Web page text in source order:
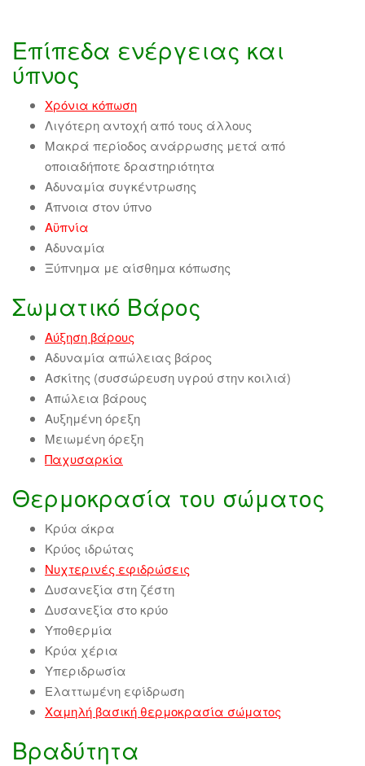
Επίπεδα ενέργειας και
ύπνος
Χρόνια κόπωση
Λιγότερη αντοχή από τους άλλους
Μακρά περίοδος ανάρρωσης μετά από
οποιαδήποτε δραστηριότητα
Αδυναμία συγκέντρωσης
Άπνοια στον ύπνο
Αϋπνία
Αδυναμία
Ξύπνημα με αίσθημα κόπωσης
Σωματικό Βάρος
Αύξηση βάρους
Αδυναμία απώλειας βάρος
Ασκίτης (συσσώρευση υγρού στην κοιλιά)
Απώλεια βάρους
Αυξημένη όρεξη
Μειωμένη όρεξη
Παχυσαρκία
Θερμοκρασία του σώματος
Κρύα άκρα
Κρύος ιδρώτας
Νυχτερινές εφιδρώσεις
Δυσανεξία στη ζέστη
Δυσανεξία στο κρύο
Υποθερμία
Κρύα χέρια
Υπεριδρωσία
Ελαττωμένη εφίδρωση
Χαμηλή βασική θερμοκρασία σώματος
Βραδύτητα